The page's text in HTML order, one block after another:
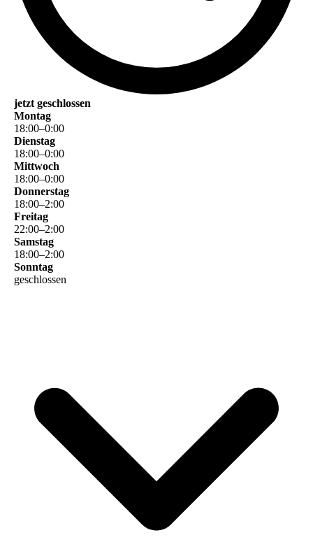
jetzt geschlossen
Montag
18:00–0:00
Dienstag
18:00–0:00
Mittwoch
18:00–0:00
Donnerstag
18:00–2:00
Freitag
22:00–2:00
Samstag
18:00–2:00
Sonntag
geschlossen